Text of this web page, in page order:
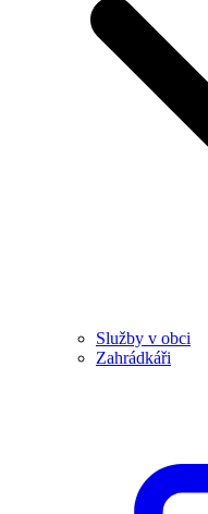
Služby v obci
Zahrádkáři